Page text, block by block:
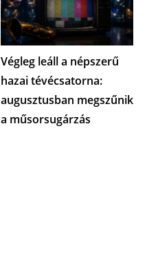
Végleg leáll a népszerű
hazai tévécsatorna:
augusztusban megszűnik
a műsorsugárzás